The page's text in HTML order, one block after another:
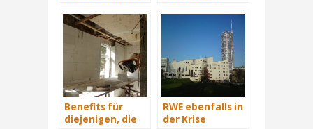
versorgt
Hunderte Euro
an Heizkosten
Benefits für
diejenigen, die
RWE ebenfalls in
der Krise